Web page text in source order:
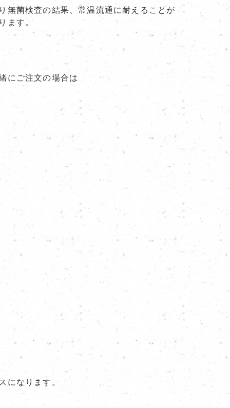
無菌検査の結果、常温流通に耐えることが
ます。
にご注文の場合は
なります。